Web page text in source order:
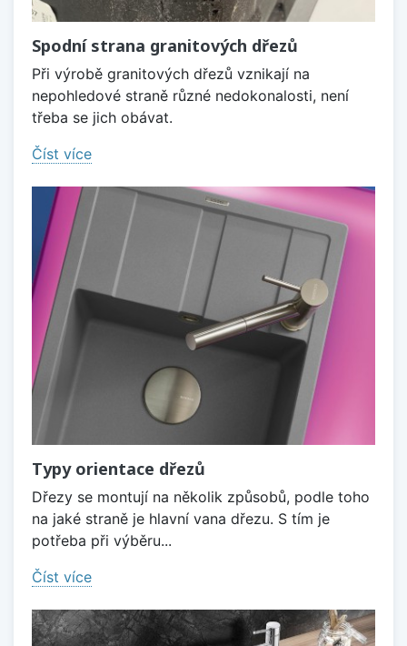
Spodní strana granitových dřezů
Při výrobě granitových dřezů vznikají na
nepohledové straně různé nedokonalosti, není
třeba se jich obávat.
Číst více
Typy orientace dřezů
Dřezy se montují na několik způsobů, podle toho
na jaké straně je hlavní vana dřezu. S tím je
potřeba při výběru...
Číst více